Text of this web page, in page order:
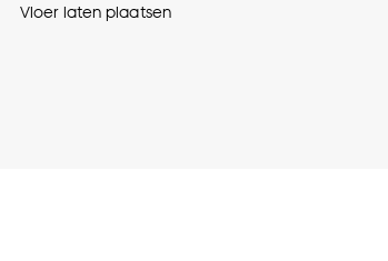
Vloer laten plaatsen